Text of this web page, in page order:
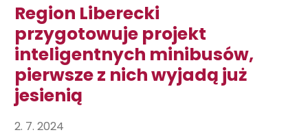
Region Liberecki
przygotowuje projekt
inteligentnych minibusów,
pierwsze z nich wyjadą już
jesienią
2. 7. 2024